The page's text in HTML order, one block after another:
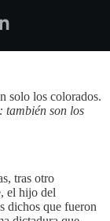
solo los colorados.
también son los
tras otro
el hijo del
dichos que fueron